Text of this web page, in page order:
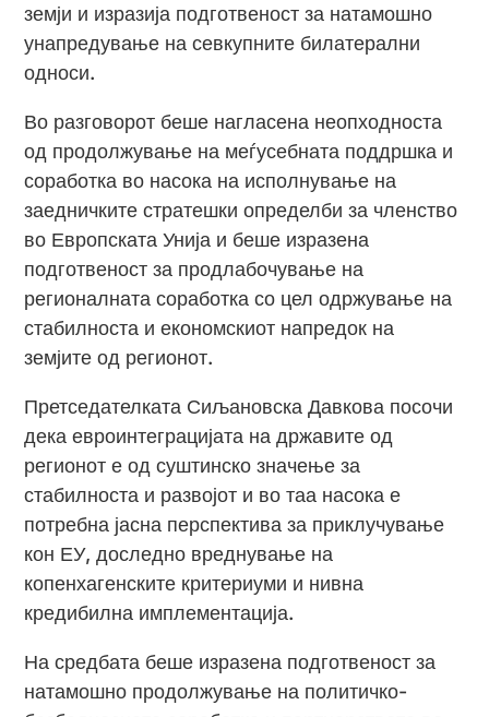
земји и изразија подготвеност за натамошно
унапредување на севкупните билатерални
односи.
Во разговорот беше нагласена неопходноста
од продолжување на меѓусебната поддршка и
соработка во насока на исполнување на
заедничките стратешки определби за членство
во Европската Унија и беше изразена
подготвеност за продлабочување на
регионалната соработка со цел одржување на
стабилноста и економскиот напредок на
земјите од регионот.
Претседателката Сиљановска Давкова посочи
дека евроинтеграцијата на државите од
регионот е од суштинско значење за
стабилноста и развојот и во таа насока е
потребна јасна перспектива за приклучување
кон ЕУ, доследно вреднување на
копенхагенските критериуми и нивна
кредибилна имплементација.
На средбата беше изразена подготвеност за
натамошно продолжување на политичко-